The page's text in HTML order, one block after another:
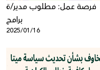
فرصة عمل: مطلوب مدير/ة
برامج
2025/01/16